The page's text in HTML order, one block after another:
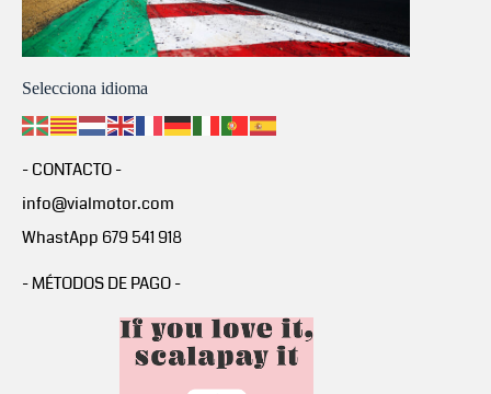
Selecciona idioma
- CONTACTO -
info@vialmotor.com
WhastApp 679 541 918
- MÉTODOS DE PAGO -